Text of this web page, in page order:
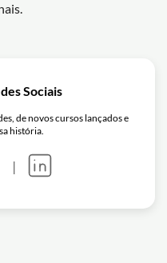
Sociais
de novos cursos lançados e
história.
|